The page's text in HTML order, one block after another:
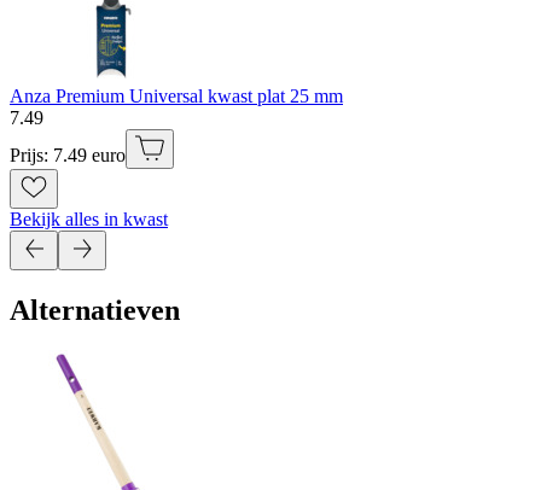
Anza Premium Universal kwast plat 25 mm
7.49
Prijs: 7.49 euro
Bekijk alles in kwast
Alternatieven